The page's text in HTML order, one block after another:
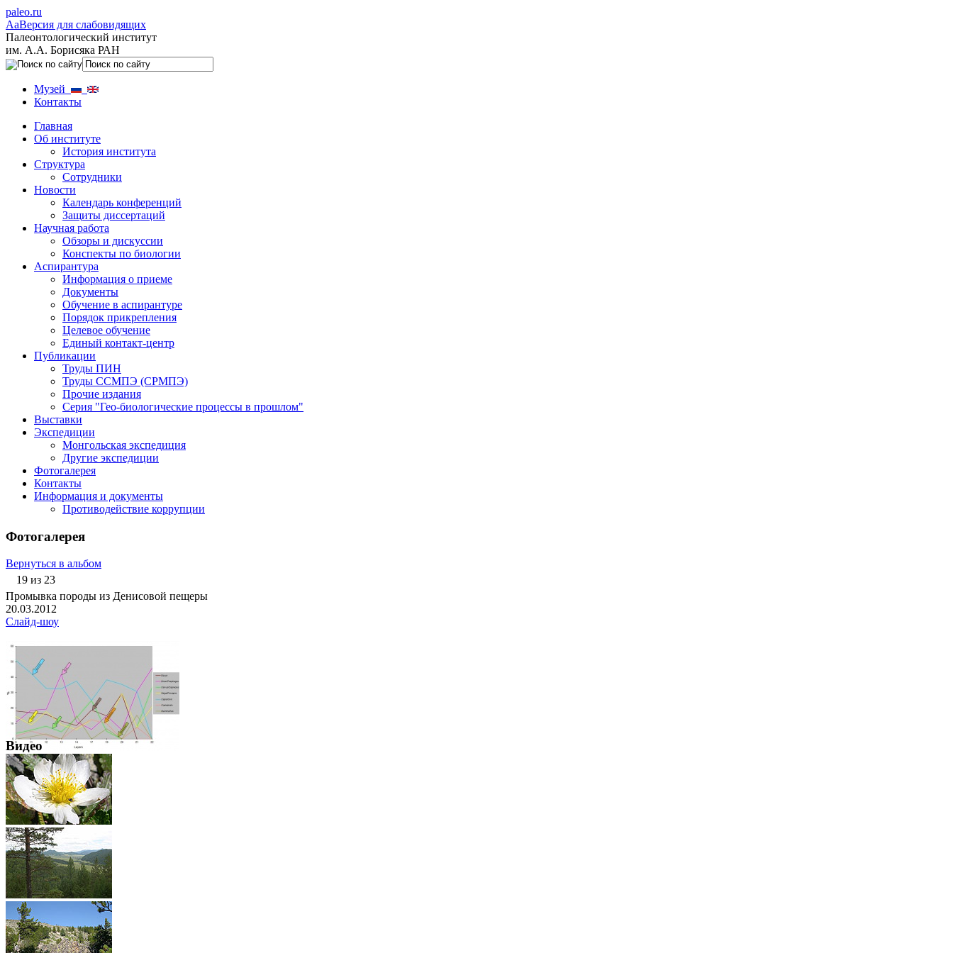
paleo.ru
AaВерсия для слабовидящих
Палеонтологический институт
им. А.А. Борисяка РАН
Музей
Контакты
Главная
Об институте
История института
Структура
Сотрудники
Новости
Календарь конференций
Защиты диссертаций
Научная работа
Обзоры и дискуссии
Конспекты по биологии
Аспирантура
Информация о приеме
Документы
Обучение в аспирантуре
Порядок прикрепления
Целевое обучение
Единый контакт-центр
Публикации
Труды ПИН
Труды ССМПЭ (СРМПЭ)
Прочие издания
Серия "Гео-биологические процессы в прошлом"
Выставки
Экспедиции
Монгольская экспедиция
Другие экспедиции
Фотогалерея
Контакты
Информация и документы
Противодействие коррупции
Фотогалерея
Вернуться в альбом
19 из 23
Промывка породы из Денисовой пещеры
20.03.2012
Слайд-шоу
Видео